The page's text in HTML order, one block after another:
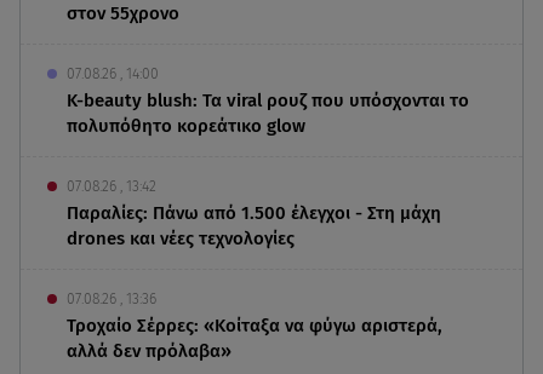
στον 55χρονο
07.08.26 , 14:00
K-beauty blush: Τα viral ρουζ που υπόσχονται το
πολυπόθητο κορεάτικο glow
07.08.26 , 13:42
Παραλίες: Πάνω από 1.500 έλεγχοι - Στη μάχη
drones και νέες τεχνολογίες
07.08.26 , 13:36
Τροχαίο Σέρρες: «Κοίταξα να φύγω αριστερά,
αλλά δεν πρόλαβα»